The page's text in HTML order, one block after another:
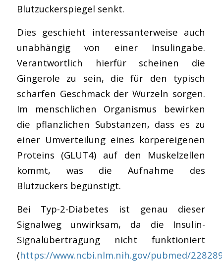
Blutzuckerspiegel senkt.
Dies geschieht interessanterweise auch
unabhängig von einer Insulingabe.
Verantwortlich hierfür scheinen die
Gingerole zu sein, die für den typisch
scharfen Geschmack der Wurzeln sorgen.
Im menschlichen Organismus bewirken
die pflanzlichen Substanzen, dass es zu
einer Umverteilung eines körpereigenen
Proteins (GLUT4) auf den Muskelzellen
kommt, was die Aufnahme des
Blutzuckers begünstigt.
Bei Typ-2-Diabetes ist genau dieser
Signalweg unwirksam, da die Insulin-
Signalübertragung nicht funktioniert
(https://www.ncbi.nlm.nih.gov/pubmed/